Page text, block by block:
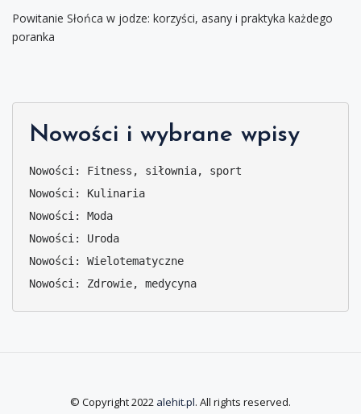
Powitanie Słońca w jodze: korzyści, asany i praktyka każdego
poranka
Nowości i wybrane wpisy
Nowości: Fitness, siłownia, sport
Nowości: Kulinaria
Nowości: Moda
Nowości: Uroda
Nowości: Wielotematyczne
Nowości: Zdrowie, medycyna
© Copyright 2022 alehit.pl. All rights reserved.